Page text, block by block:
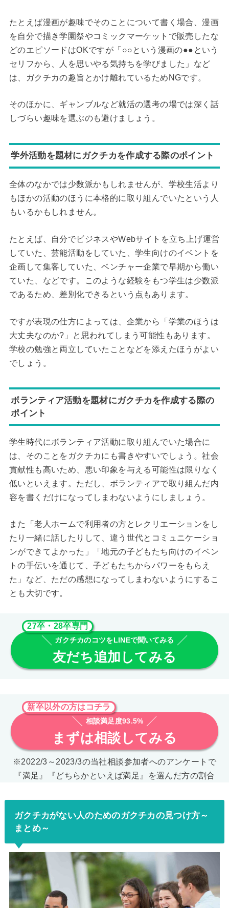
たとえば漫画が趣味でそのことについて書く場合、漫画
を自分で描き学園祭やコミックマーケットで販売したな
どのエピソードはOKですが「○○という漫画の●●という
セリフから、人を思いやる気持ちを学びました」など
は、ガクチカの趣旨とかけ離れているためNGです。
そのほかに、ギャンブルなど就活の選考の場では深く話
しづらい趣味を選ぶのも避けましょう。
学外活動を題材にガクチカを作成する際のポイント
全体のなかでは少数派かもしれませんが、学校生活より
もほかの活動のほうに本格的に取り組んでいたという人
もいるかもしれません。
たとえば、自分でビジネスやWebサイトを立ち上げ運営
していた、芸能活動をしていた、学生向けのイベントを
企画して集客していた、ベンチャー企業で早期から働い
ていた、などです。このような経験をもつ学生は少数派
であるため、差別化できるという点もあります。
ですが表現の仕方によっては、企業から「学業のほうは
大丈夫なのか?」と思われてしまう可能性もあります。
学校の勉強と両立していたことなどを添えたほうがよい
でしょう。
ボランティア活動を題材にガクチカを作成する際の
ポイント
学生時代にボランティア活動に取り組んでいた場合に
は、そのことをガクチカにも書きやすいでしょう。社会
貢献性も高いため、悪い印象を与える可能性は限りなく
低いといえます。ただし、ボランティアで取り組んだ内
容を書くだけになってしまわないようにしましょう。
また「老人ホームで利用者の方とレクリエーションをし
たり一緒に話したりして、違う世代とコミュニケーショ
ンができてよかった」「地元の子どもたち向けのイベン
トの手伝いを通じて、子どもたちからパワーをもらえ
た」など、ただの感想になってしまわないようにするこ
とも大切です。
27卒・28卒専門
ガクチカのコツをLINEで聞いてみる
友だち追加してみる
新卒以外の方はコチラ
相談満足度93.5%
まずは相談してみる
※2022/3～2023/3の当社相談参加者へのアンケートで
『満足』『どちらかといえば満足』を選んだ方の割合
ガクチカがない人のためのガクチカの見つけ方～
まとめ～